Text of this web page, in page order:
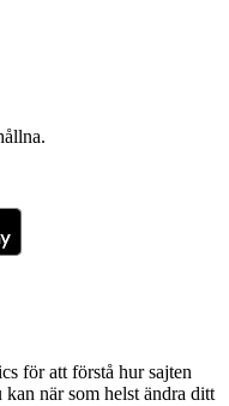
för att förstå hur sajten
när som helst ändra ditt